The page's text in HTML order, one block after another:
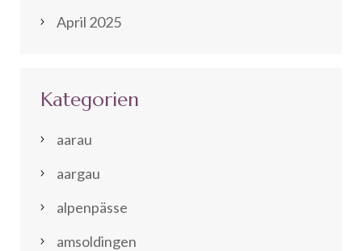
April 2025
Kategorien
aarau
aargau
alpenpässe
amsoldingen